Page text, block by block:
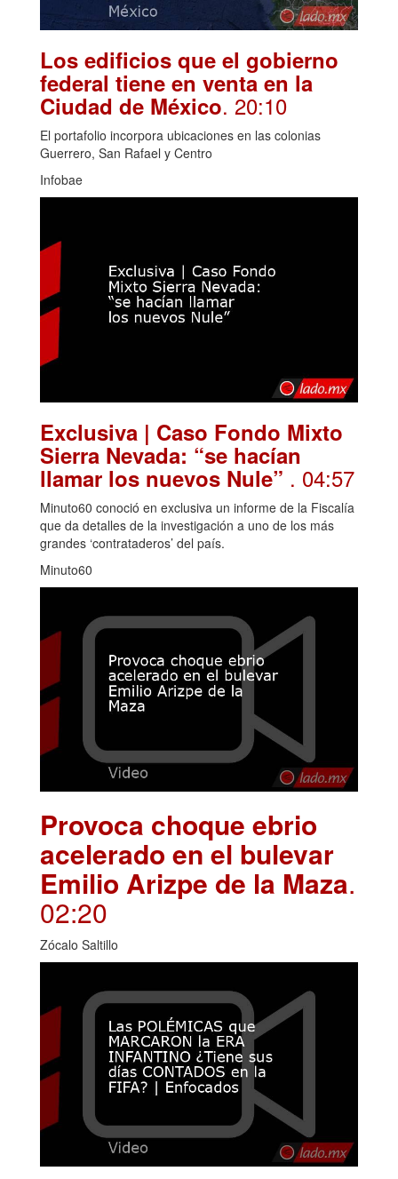
Los edificios que el gobierno
federal tiene en venta en la
Ciudad de México. 20:10
El portafolio incorpora ubicaciones en las colonias
Guerrero, San Rafael y Centro
Infobae
Exclusiva | Caso Fondo Mixto
Sierra Nevada: “se hacían
llamar los nuevos Nule” . 04:57
Minuto60 conoció en exclusiva un informe de la Fiscalía
que da detalles de la investigación a uno de los más
grandes ‘contrataderos’ del país.
Minuto60
Provoca choque ebrio
acelerado en el bulevar
Emilio Arizpe de la Maza.
02:20
Zócalo Saltillo